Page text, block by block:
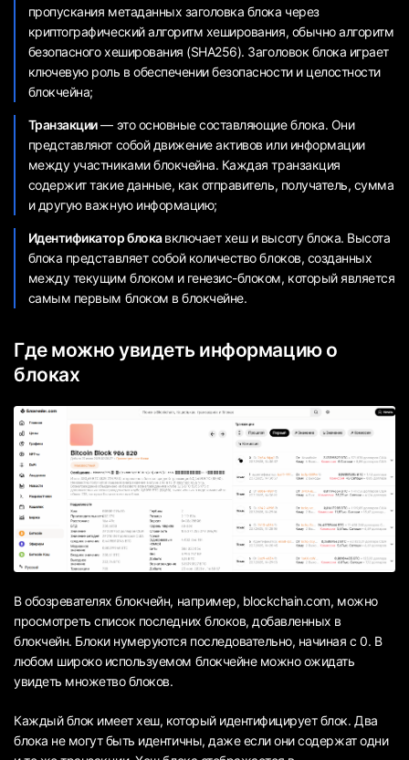
пропускания метаданных заголовка блока через
криптографический алгоритм хеширования, обычно алгоритм
безопасного хеширования (SHA256). Заголовок блока играет
ключевую роль в обеспечении безопасности и целостности
блокчейна;
Транзакции— это основные составляющие блока. Они
представляют собой движение активов или информации
между участниками блокчейна. Каждая транзакция
содержит такие данные, как отправитель, получатель, сумма
и другую важную информацию;
Идентификатор блокавключает хеш и высоту блока. Высота
блока представляет собой количество блоков, созданных
между текущим блоком и генезис-блоком, который является
самым первым блоком в блокчейне.
Где можно увидеть информацию о
блоках
В обозревателях блокчейн, например, blockchain.com, можно
просмотреть список последних блоков, добавленных в
блокчейн. Блоки нумеруются последовательно, начиная с 0. В
любом широко используемом блокчейне можно ожидать
увидеть множетво блоков.
Каждый блок имеет хеш, который идентифицирует блок. Два
блока не могут быть идентичны, даже если они содержат одни